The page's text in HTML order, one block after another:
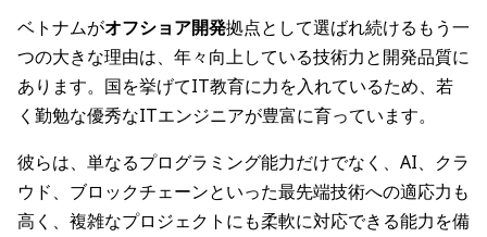
ベトナムがオフショア開発拠点として選ばれ続けるもう一
つの大きな理由は、年々向上している技術力と開発品質に
あります。国を挙げてIT教育に力を入れているため、若
く勤勉な優秀なITエンジニアが豊富に育っています。
彼らは、単なるプログラミング能力だけでなく、AI、クラ
ウド、ブロックチェーンといった最先端技術への適応力も
高く、複雑なプロジェクトにも柔軟に対応できる能力を備